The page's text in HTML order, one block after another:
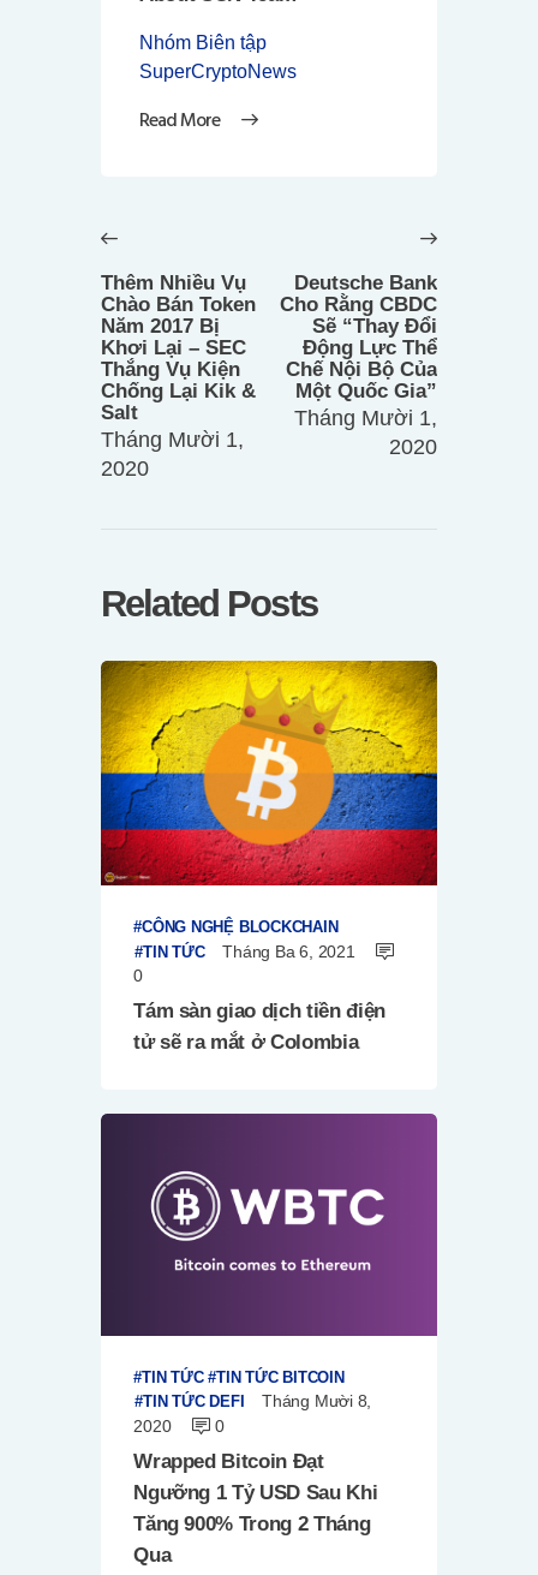
Nhóm Biên tập
SuperCryptoNews
Read More
hướng
bài
viết
post:
Thêm Nhiều Vụ
Chào Bán Token
Năm 2017 Bị
Khơi Lại – SEC
Thắng Vụ Kiện
Chống Lại Kik &
Salt
Tháng Mười 1,
2020
Deutsche Bank
Cho Rằng CBDC
Sẽ “Thay Đổi
Động Lực Thể
Chế Nội Bộ Của
Một Quốc Gia”
Tháng Mười 1,
2020
Related Posts
CÔNG NGHỆ BLOCKCHAIN
TIN TỨC
Tháng Ba 6, 2021
0
Tám sàn giao dịch tiền điện
tử sẽ ra mắt ở Colombia
TIN TỨC
TIN TỨC BITCOIN
TIN TỨC DEFI
Tháng Mười 8,
2020
0
Wrapped Bitcoin Đạt
Ngưỡng 1 Tỷ USD Sau Khi
Tăng 900% Trong 2 Tháng
Qua